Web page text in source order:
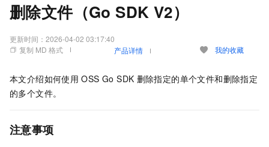
删除文件（Go SDK V2）
更新时间： 2026-04-02 03:17:40
复制 MD 格式
产品详情 我的收藏
本文介绍如何使用 OSS Go SDK 删除指定的单个文件和删除指定
的多个文件。
注意事项